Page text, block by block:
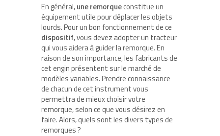
En général,une remorqueconstitue un
équipement utile pour déplacer les objets
lourds. Pour un bon fonctionnement de ce
dispositif, vous devez adopter un tracteur
qui vous aidera à guider la remorque. En
raison de son importance, les fabricants de
cet engin présentent sur le marché de
modèles variables. Prendre connaissance
de chacun de cet instrument vous
permettra de mieux choisir votre
remorque, selon ce que vous désirez en
faire. Alors, quels sont les divers types de
remorques ?